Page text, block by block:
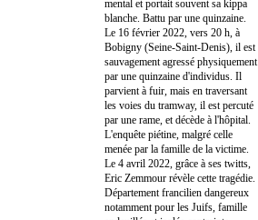
mental et portait souvent sa kippa
blanche. Battu par une quinzaine.
Le 16 février 2022, vers 20 h, à
Bobigny (Seine-Saint-Denis), il est
sauvagement agressé physiquement
par une quinzaine d'individus. Il
parvient à fuir, mais en traversant
les voies du tramway, il est percuté
par une rame, et décède à l'hôpital.
L'enquête piétine, malgré celle
menée par la famille de la victime.
Le 4 avril 2022, grâce à ses twitts,
Eric Zemmour révèle cette tragédie.
Département francilien dangereux
notamment pour les Juifs, famille